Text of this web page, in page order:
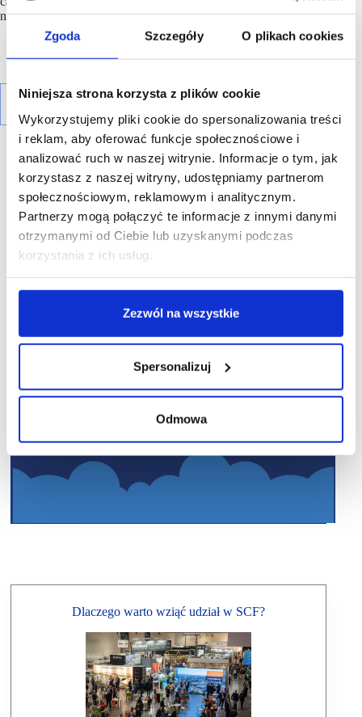
Zgoda Szczegóły O plikach cookies
Niniejsza strona korzysta z plików cookie
Wykorzystujemy pliki cookie do spersonalizowania treści
i reklam, aby oferować funkcje społecznościowe i
analizować ruch w naszej witrynie. Informacje o tym, jak
korzystasz z naszej witryny, udostępniamy partnerom
społecznościowym, reklamowym i analitycznym.
Partnerzy mogą połączyć te informacje z innymi danymi
otrzymanymi od Ciebie lub uzyskanymi podczas
korzystania z ich usług.
Zezwól na wszystkie
Spersonalizuj
Odmowa
najemców znajduje się też Klub Fikołki.
R E K L A M A
Dlaczego warto wziąć udział w SCF?